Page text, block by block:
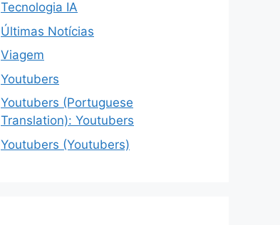
Tecnologia IA
Últimas Notícias
Viagem
Youtubers
Youtubers (Portuguese
Translation): Youtubers
Youtubers (Youtubers)